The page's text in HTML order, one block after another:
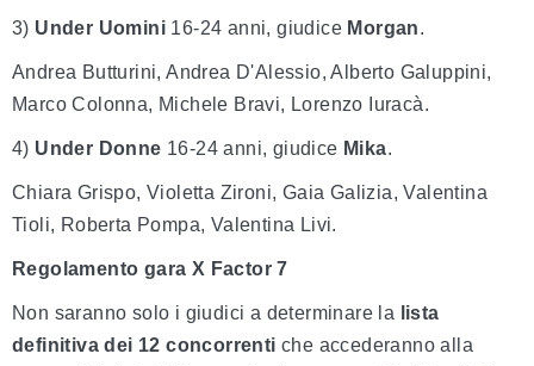
3) Under Uomini 16-24 anni, giudice Morgan.
Andrea Butturini, Andrea D'Alessio, Alberto Galuppini,
Marco Colonna, Michele Bravi, Lorenzo Iuracà.
4) Under Donne 16-24 anni, giudice Mika.
Chiara Grispo, Violetta Zironi, Gaia Galizia, Valentina
Tioli, Roberta Pompa, Valentina Livi.
Regolamento gara X Factor 7
Non saranno solo i giudici a determinare la
lista
definitiva dei 12 concorrenti che accederanno alla